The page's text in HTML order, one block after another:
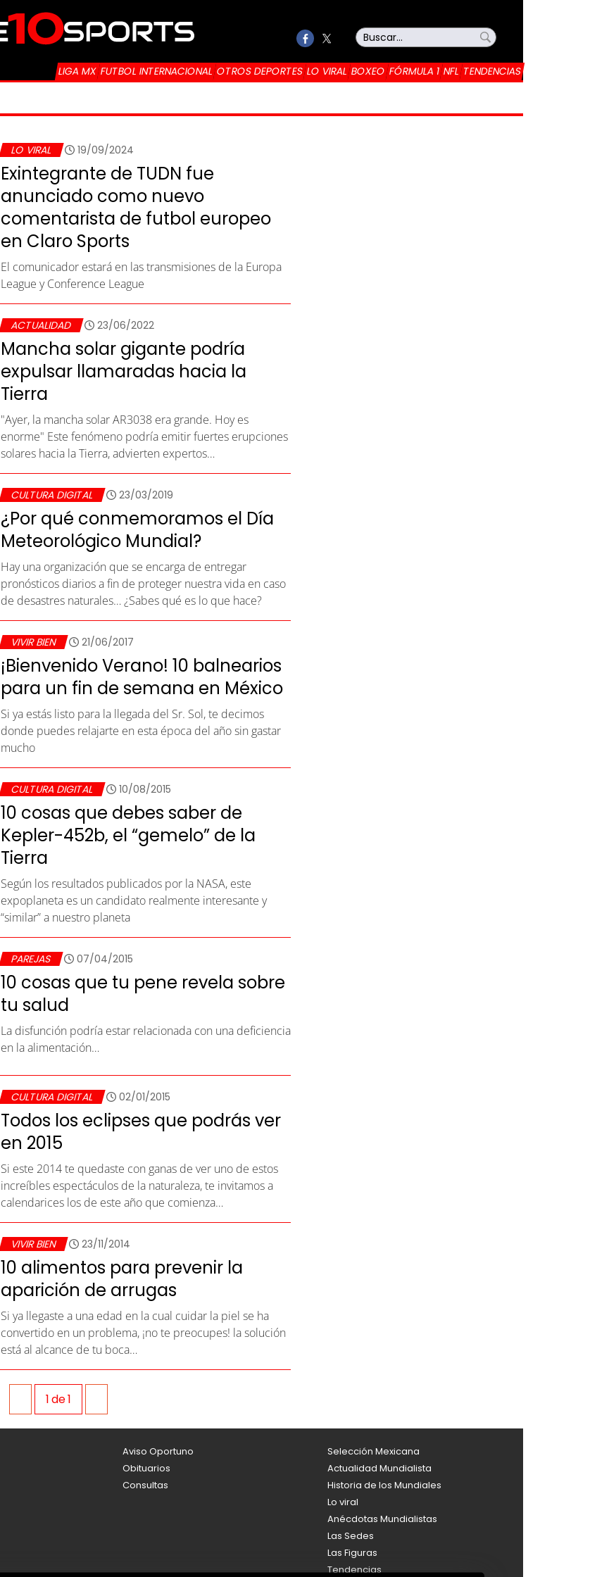
LIGA MX FUTBOL INTERNACIONAL OTROS DEPORTES LO VIRAL BOXEO FÓRMULA 1 NFL TENDENCIAS
LO VIRAL 19/09/2024
Exintegrante de TUDN fue
anunciado como nuevo
comentarista de futbol europeo
en Claro Sports
El comunicador estará en las transmisiones de la Europa
League y Conference League
ACTUALIDAD 23/06/2022
Mancha solar gigante podría
expulsar llamaradas hacia la
Tierra
"Ayer, la mancha solar AR3038 era grande. Hoy es
enorme" Este fenómeno podría emitir fuertes erupciones
solares hacia la Tierra, advierten expertos…
CULTURA DIGITAL 23/03/2019
¿Por qué conmemoramos el Día
Meteorológico Mundial?
Hay una organización que se encarga de entregar
pronósticos diarios a fin de proteger nuestra vida en caso
de desastres naturales… ¿Sabes qué es lo que hace?
VIVIR BIEN 21/06/2017
¡Bienvenido Verano! 10 balnearios
para un fin de semana en México
Si ya estás listo para la llegada del Sr. Sol, te decimos
donde puedes relajarte en esta época del año sin gastar
mucho
CULTURA DIGITAL 10/08/2015
10 cosas que debes saber de
Kepler-452b, el “gemelo” de la
Tierra
Según los resultados publicados por la NASA, este
expoplaneta es un candidato realmente interesante y
“similar” a nuestro planeta
PAREJAS 07/04/2015
10 cosas que tu pene revela sobre
tu salud
La disfunción podría estar relacionada con una deficiencia
en la alimentación…
CULTURA DIGITAL 02/01/2015
Todos los eclipses que podrás ver
en 2015
Si este 2014 te quedaste con ganas de ver uno de estos
increíbles espectáculos de la naturaleza, te invitamos a
calendarices los de este año que comienza…
VIVIR BIEN 23/11/2014
10 alimentos para prevenir la
aparición de arrugas
Si ya llegaste a una edad en la cual cuidar la piel se ha
convertido en un problema, ¡no te preocupes! la solución
está al alcance de tu boca…
1de1
Aviso Oportuno
Obituarios
Consultas
Selección Mexicana
Actualidad Mundialista
Historia de los Mundiales
Lo viral
Anécdotas Mundialistas
Las Sedes
Las Figuras
Tendencias